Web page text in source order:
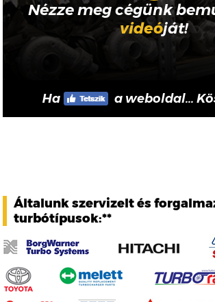
Nézze meg cégünk
videóját!
Ha a weboldal...
Általunk szervizelt és
turbótípusok:**